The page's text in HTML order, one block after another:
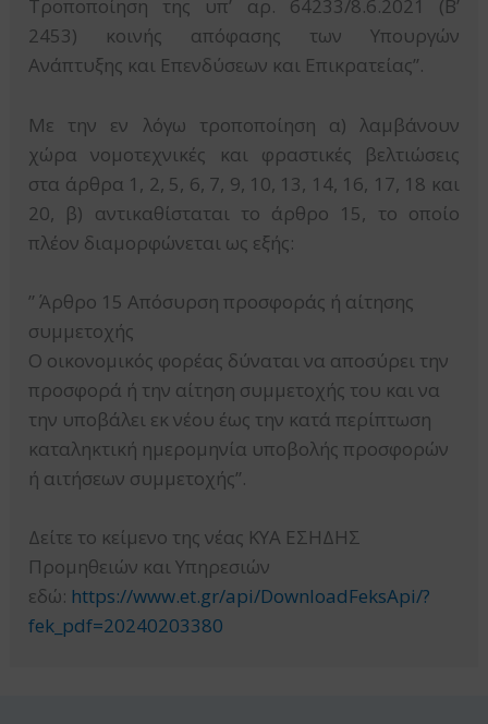
Τροποποίηση της υπ’ αρ. 64233/8.6.2021 (Β’
2453) κοινής απόφασης των Υπουργών
Ανάπτυξης και Επενδύσεων και Επικρατείας”.
Με την εν λόγω τροποποίηση α) λαμβάνουν
χώρα νομοτεχνικές και φραστικές βελτιώσεις
στα άρθρα 1, 2, 5, 6, 7, 9, 10, 13, 14, 16, 17, 18 και
20, β) αντικαθίσταται το άρθρο 15, το οποίο
πλέον διαμορφώνεται ως εξής:
” Άρθρο 15 Απόσυρση προσφοράς ή αίτησης
συμμετοχής
Ο οικονομικός φορέας δύναται να αποσύρει την
προσφορά ή την αίτηση συμμετοχής του και να
την υποβάλει εκ νέου έως την κατά περίπτωση
καταληκτική ημερομηνία υποβολής προσφορών
ή αιτήσεων συμμετοχής”.
Δείτε το κείμενο της νέας ΚΥΑ ΕΣΗΔΗΣ
Προμηθειών και Υπηρεσιών
εδώ: https://www.et.gr/api/DownloadFeksApi/?
fek_pdf=20240203380